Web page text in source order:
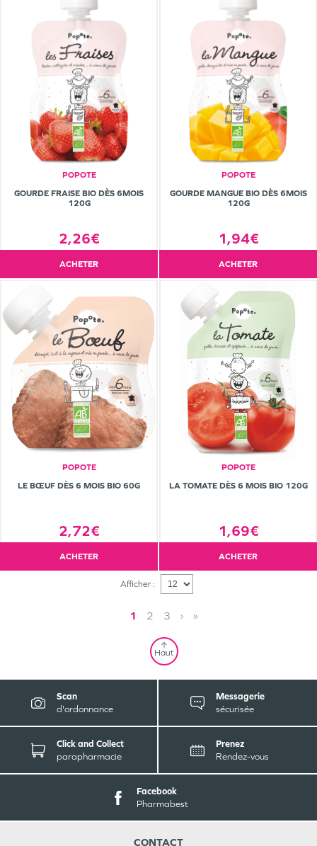
POPOTE
GOURDE FRAISE BIO DÈS 6MOIS
120G
2,26€
ACHETER
POPOTE
GOURDE MANGUE BIO DÈS 6MOIS
120G
1,94€
ACHETER
POPOTE
LE BŒUF DÈS 6 MOIS BIO 60G
2,72€
ACHETER
POPOTE
LA TOMATE DÈS 6 MOIS BIO 120G
1,69€
ACHETER
Afficher :
1 2 3 › »
Haut
Scan
d'ordonnance
Messagerie
sécurisée
Click and Collect
parapharmacie
Prenez
Rendez-vous
Facebook
Pharmabest
CONTACT